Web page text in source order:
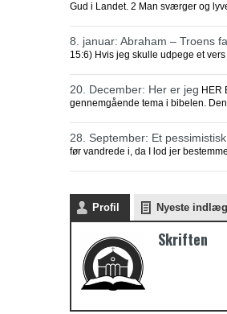
Gud i Landet. 2 Man sværger og
8. januar: Abraham – Troens
15:6) Hvis jeg skulle udpege et
20. December: Her er jeg HER
gennemgående tema i bibelen.
28. September: Et
før vandrede i, da I lod jer
Profil Nyeste indlæg
Skriften